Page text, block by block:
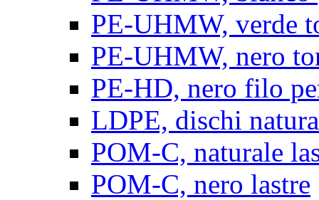
PE-UHMW, verde
PE-UHMW, nero
PE-HD, nero filo
LDPE, dischi
POM-C, naturale
POM-C, nero lastre